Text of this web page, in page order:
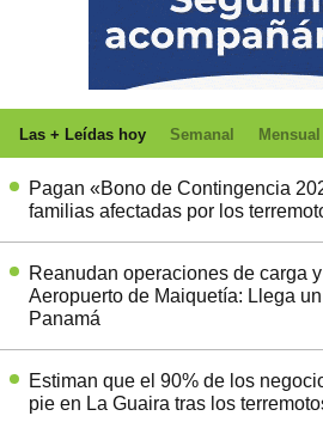
Las + Leídas hoy Semanal Mensual
Pagan «Bono de Contingencia
familias afectadas por los
Reanudan operaciones de carga
Aeropuerto de Maiquetía: Llega
Panamá
Estiman que el 90% de los
pie en La Guaira tras los